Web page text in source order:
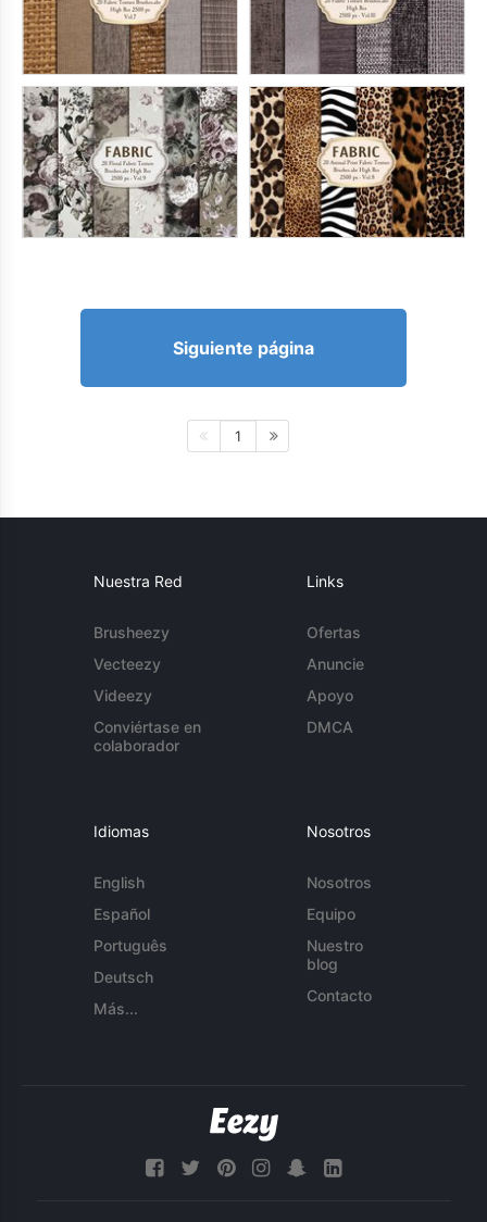
Siguiente página
1
Nuestra Red
Brusheezy
Vecteezy
Videezy
Conviértase en
colaborador
Links
Ofertas
Anuncie
Apoyo
DMCA
Idiomas
English
Español
Português
Deutsch
Más...
Nosotros
Nosotros
Equipo
Nuestro
blog
Contacto